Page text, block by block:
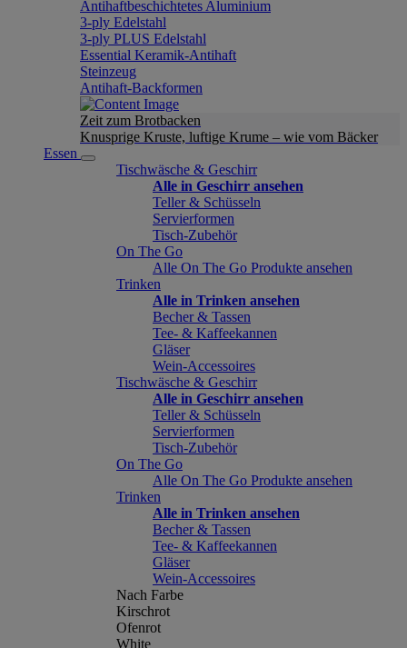
Antihaftbeschichtetes Aluminium
3-ply Edelstahl
3-ply PLUS Edelstahl
Essential Keramik-Antihaft
Steinzeug
Antihaft-Backformen
Zeit zum Brotbacken
Knusprige Kruste, luftige Krume – wie vom Bäcker
Essen
Tischwäsche & Geschirr
Alle in Geschirr ansehen
Teller & Schüsseln
Servierformen
Tisch-Zubehör
On The Go
Alle On The Go Produkte ansehen
Trinken
Alle in Trinken ansehen
Becher & Tassen
Tee- & Kaffeekannen
Gläser
Wein-Accessoires
Tischwäsche & Geschirr
Alle in Geschirr ansehen
Teller & Schüsseln
Servierformen
Tisch-Zubehör
On The Go
Alle On The Go Produkte ansehen
Trinken
Alle in Trinken ansehen
Becher & Tassen
Tee- & Kaffeekannen
Gläser
Wein-Accessoires
Nach Farbe
Kirschrot
Ofenrot
White